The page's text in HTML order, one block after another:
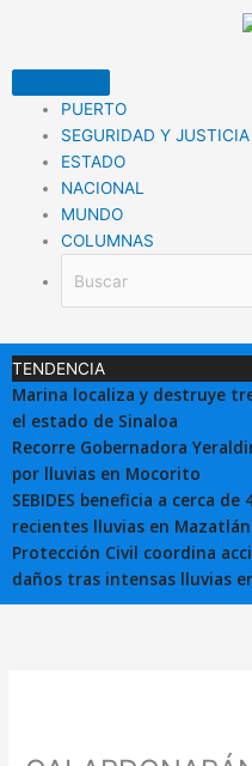
PUERTO
SEGURIDAD Y JUSTICIA
ESTADO
NACIONAL
MUNDO
COLUMNAS
TENDENCIA
Marina localiza y destruye
el estado de Sinaloa
Recorre Gobernadora
por lluvias en Mocorito
SEBIDES beneficia a cerca
recientes lluvias en
Protección Civil coordina
daños tras intensas lluvias